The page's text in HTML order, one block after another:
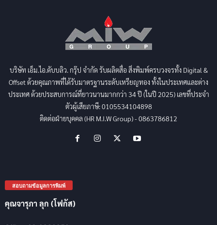
บริษัท เอ็ม.ไอ.ดับบลิว. กรุ๊ป จำกัด รับผลิตสื่อ สิ่งพิมพ์ครบวงจรทั้ง Digital &
Offset ด้วยคุณภาพที่ได้รับมาตรฐานระดับเหรียญทอง ทั้งในประเทศและต่าง
ประเทศ ด้วยประสบการณ์ที่ยาวนานมากกว่า 34 ปี (ในปี 2025) เลขที่ประจำ
ตัวผู้เสียภาษี: 0105534104898
ติดต่อฝ่ายบุคคล (HR M.I.W Group) - 0863786812
สอบถามข้อมูลการพิมพ์
คุณจารุภา ลุก (โฟกัส)